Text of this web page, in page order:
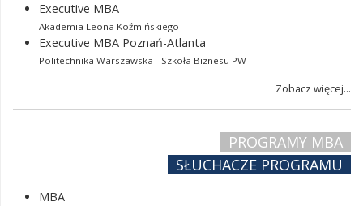
Executive MBA
Akademia Leona Koźmińskiego
Executive MBA Poznań-Atlanta
Politechnika Warszawska - Szkoła Biznesu PW
Zobacz więcej...
PROGRAMY MBA
SŁUCHACZE PROGRAMU
MBA